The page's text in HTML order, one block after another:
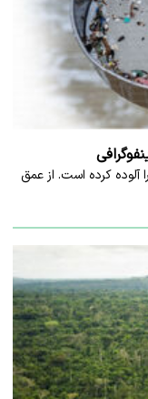
آلوده کرده است. از عمق